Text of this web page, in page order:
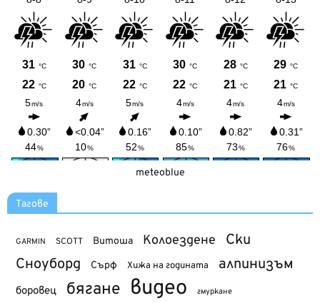
meteoblue
Тагове
GARMIN SCOTT Витоша Колоездене Ски
Сноуборд Сърф Хижа на годината алпинизъм
боровец бягане видео гмуркане